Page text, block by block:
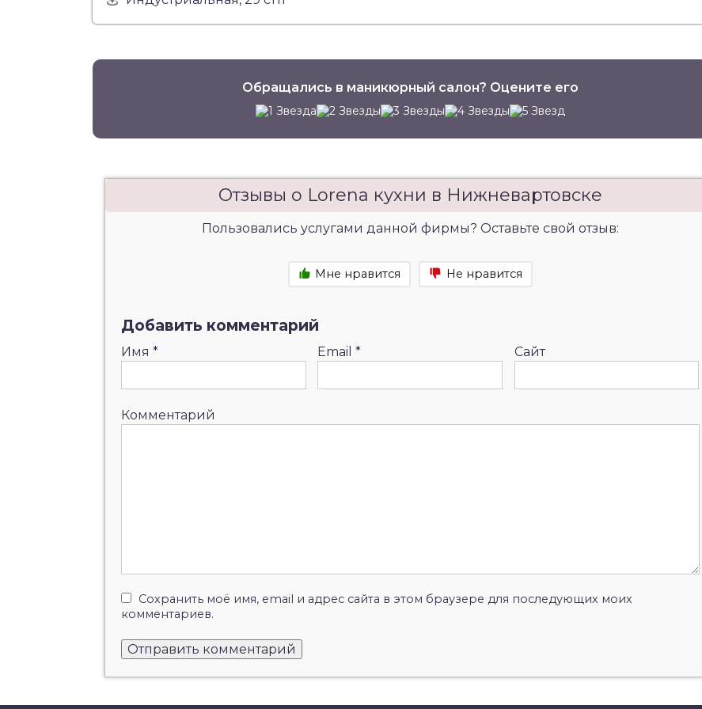
Обращались в маникюрный салон? Оцените его
Отзывы о Lorena кухни в Нижневартовске
Пользовались услугами данной фирмы? Оставьте свой отзыв:
Мне нравится Не нравится
Добавить комментарий
Имя * Email* Сайт
Комментарий
Сохранить моё имя, email и адрес сайта в этом браузере для последующих моих
комментариев.